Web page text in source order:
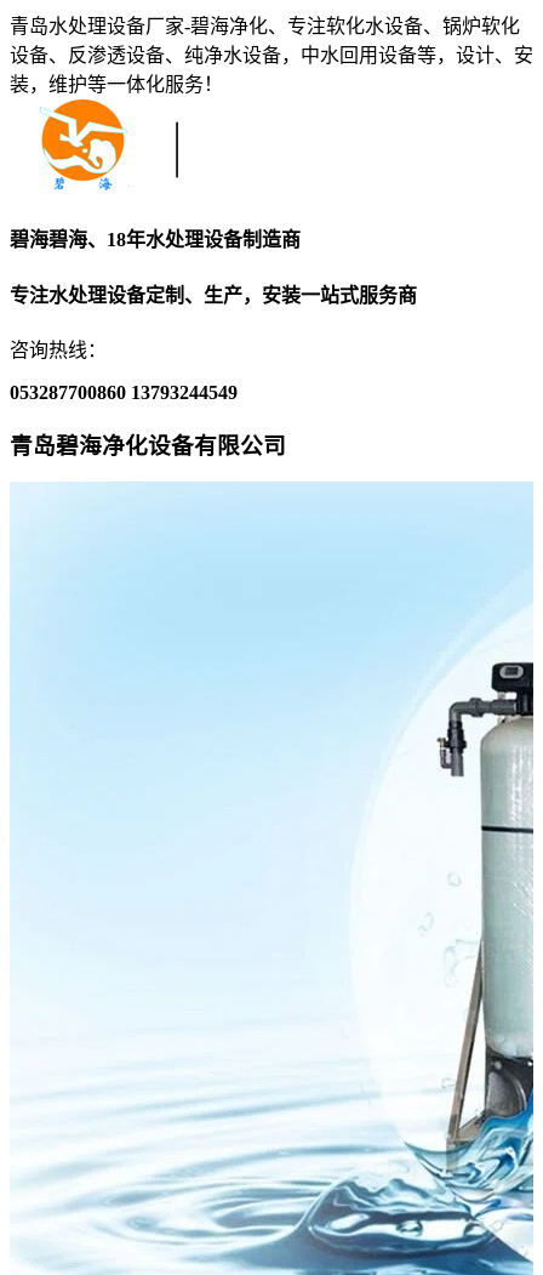
青岛水处理设备厂家-碧海净化、专注软化水设备、锅炉软化
设备、反渗透设备、纯净水设备，中水回用设备等，设计、安
装，维护等一体化服务！
碧海碧海、18年水处理设备制造商
专注水处理设备定制、生产，安装一站式服务商
咨询热线：
053287700860 13793244549
青岛碧海净化设备有限公司